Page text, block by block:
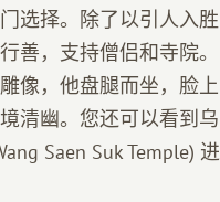
选择。除了以引人入胜
善，支持僧侣和寺院。
像，他盘腿而坐，脸上
清幽。您还可以看到乌
Saen Suk Temple) 进